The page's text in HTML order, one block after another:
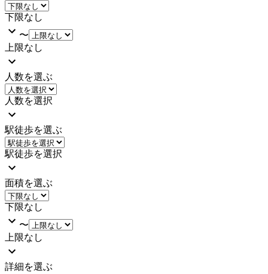
下限なし
〜
上限なし
人数を選ぶ
人数を選択
駅徒歩を選ぶ
駅徒歩を選択
面積を選ぶ
下限なし
〜
上限なし
詳細を選ぶ